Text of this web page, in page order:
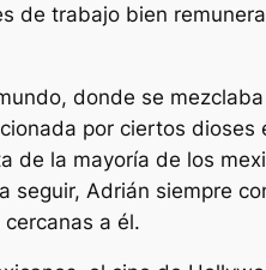
de trabajo bien
donde se
por ciertos
de la mayoría de los
seguir, Adrián siempre
a él.